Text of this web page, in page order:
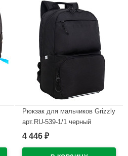
Рюкзак для мальчиков Grizzly
арт.RU-539-1/1 черный
29х37,5х15 см
4 446 ₽